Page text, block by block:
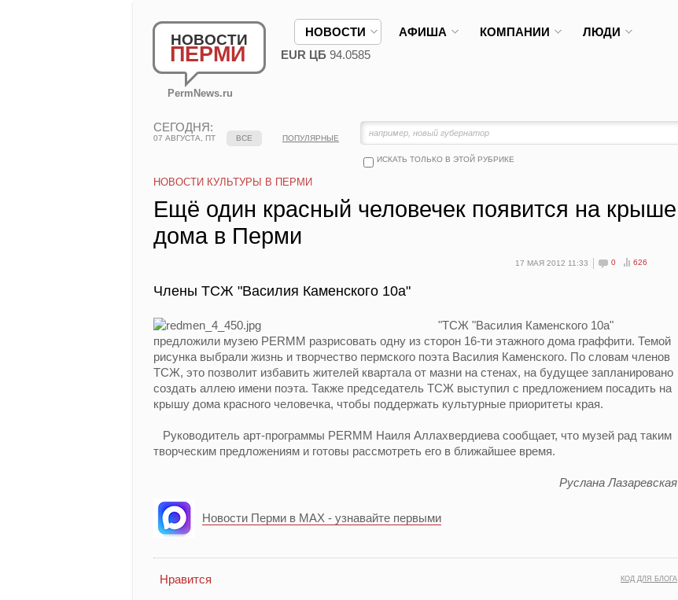
НОВОСТИ
ПЕРМИ
PermNews.ru
НОВОСТИ АФИША КОМПАНИИ ЛЮДИ
EUR ЦБ 94.0585
СЕГОДНЯ:
07 АВГУСТА, ПТ
ИСКАТЬ ТОЛЬКО В ЭТОЙ РУБРИКЕ
ВСЕ ПОПУЛЯРНЫЕ
НОВОСТИ КУЛЬТУРЫ В ПЕРМИ
Ещё один красный человечек появится на крыше
дома в Перми
17 МАЯ 2012 11:33 0 626
Члены ТСЖ "Василия Каменского 10а"
"ТСЖ "Василия Каменского 10а"
предложили музею PERMM разрисовать одну из сторон 16-ти этажного дома граффити. Темой
рисунка выбрали жизнь и творчество пермского поэта Василия Каменского. По словам членов
ТСЖ, это позволит избавить жителей квартала от мазни на стенах, на будущее запланировано
создать аллею имени поэта. Также председатель ТСЖ выступил с предложением посадить на
крышу дома красного человечка, чтобы поддержать культурные приоритеты края.
Руководитель арт-программы PERMM Наиля Аллахвердиева сообщает, что музей рад таким
творческим предложениям и готовы рассмотреть его в ближайшее время.
Руслана Лазаревская
Новости Перми в MAX - узнавайте первыми
КОД ДЛЯ БЛОГА
Нравится